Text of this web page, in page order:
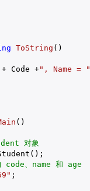
ToString ( )
+ Code +", Name = "
( )
对象
、name 和 age
;